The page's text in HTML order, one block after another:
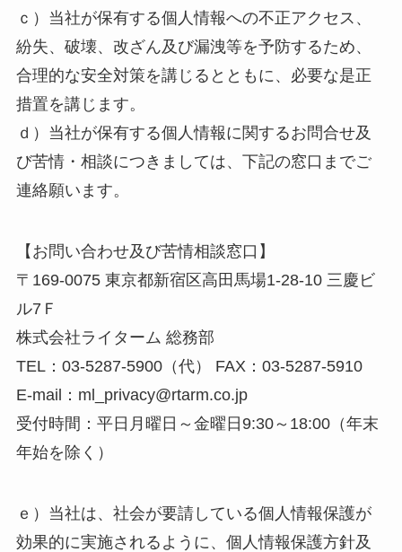
ｃ）当社が保有する個人情報への不正アクセス、
紛失、破壊、改ざん及び漏洩等を予防するため、
合理的な安全対策を講じるとともに、必要な是正
措置を講じます。
ｄ）当社が保有する個人情報に関するお問合せ及
び苦情・相談につきましては、下記の窓口までご
連絡願います。
【お問い合わせ及び苦情相談窓口】
〒169-0075 東京都新宿区高田馬場1-28-10 三慶ビ
ル7Ｆ
株式会社ライターム 総務部
TEL：03-5287-5900（代） FAX：03-5287-5910
E-mail：ml_privacy@rtarm.co.jp
受付時間：平日月曜日～金曜日9:30～18:00（年末
年始を除く）
ｅ）当社は、社会が要請している個人情報保護が
効果的に実施されるように、個人情報保護方針及